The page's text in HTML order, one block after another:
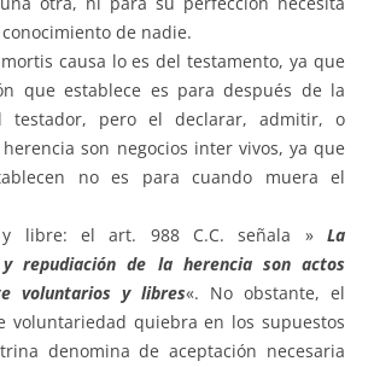
de nadie.
causa lo es del testamento, ya que
que establece es para después de la
testador, pero el declarar, admitir, o
son negocios inter vivos, ya que
no es para cuando muera el
y libre: el art. 988 C.C. señala » La
y repudiación de la herencia son actos
voluntarios y libres«. No obstante, el
voluntariedad quiebra en los supuestos
denomina de aceptación necesaria